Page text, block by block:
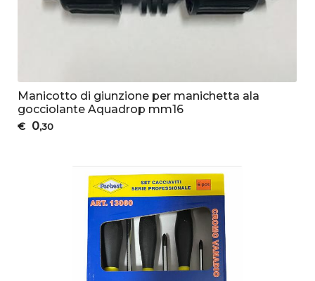
Manicotto di giunzione per manichetta ala
gocciolante Aquadrop mm16
€ 0,30